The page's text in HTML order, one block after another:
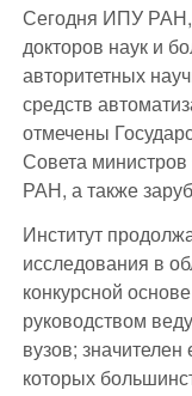
Сегодня ИПУ РАН,
докторов наук и
авторитетных
средств
отмечены
Совета
РАН, а также
Институт
исследования в
конкурсной
руководством
вузов;
которых